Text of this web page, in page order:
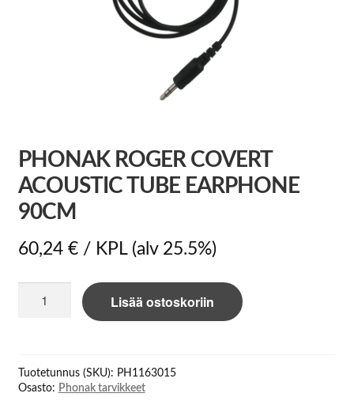
PHONAK ROGER COVERT
ACOUSTIC TUBE EARPHONE
90CM
60,24 €/ KPL (alv 25.5%)
Roger
earphone
90cm
Lisää ostoskoriin
Tuotetunnus (SKU): PH1163015
Osasto: Phonak tarvikkeet